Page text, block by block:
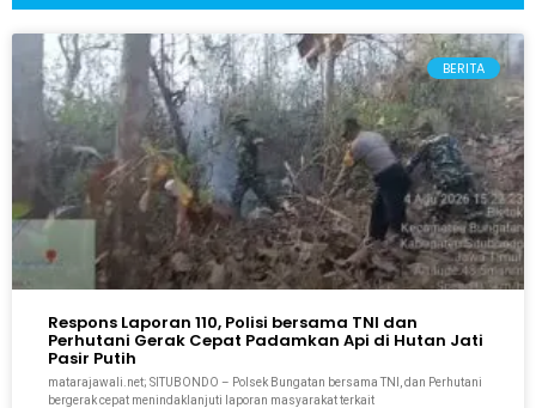
BERITA
Respons Laporan 110, Polisi bersama TNI dan
Perhutani Gerak Cepat Padamkan Api di Hutan Jati
Pasir Putih
matarajawali.net; SITUBONDO – Polsek Bungatan bersama TNI, dan Perhutani
bergerak cepat menindaklanjuti laporan masyarakat terkait